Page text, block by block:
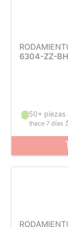
6304-ZZ-
50+ piezas
(hace 7 días